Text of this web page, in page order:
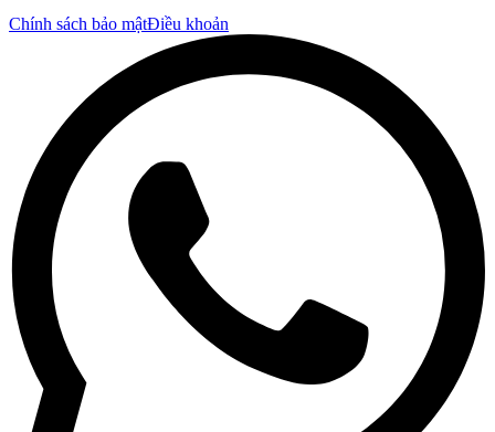
Chính sách bảo mậtĐiều khoản